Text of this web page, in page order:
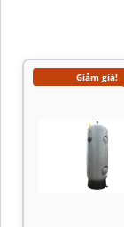
Giảm giá!